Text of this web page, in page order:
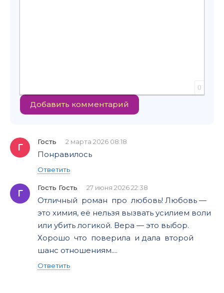
0
Добавить комментарий
Г
Гость 2 марта 2026 08:18
Понравилось
Ответить
Г
Гость Гость 27 июня 2026 22:38
Отличный роман про любовь! Любовь —
это химия, её нельзя вызвать усилием воли
или убить логикой. Вера — это выбор.
Хорошо что поверила и дала второй
шанс отношениям....
Ответить